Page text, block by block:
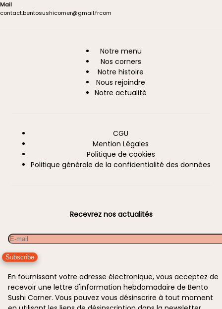
Mail
contact.bentosushicorner@gmail.frcom
A
propos
Notre menu
Nos corners
Notre histoire
Nous rejoindre
Notre actualité
Information
CGU
Mention Légales
Politique de cookies
Politique générale de la confidentialité des données
Recevrez nos actualités
Email
En fournissant votre adresse électronique, vous acceptez de
recevoir une lettre d'information hebdomadaire de Bento
Sushi Corner. Vous pouvez vous désinscrire à tout moment